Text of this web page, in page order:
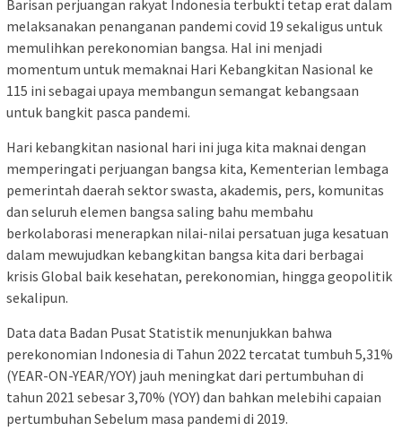
Barisan perjuangan rakyat Indonesia terbukti tetap erat dalam
melaksanakan penanganan pandemi covid 19 sekaligus untuk
memulihkan perekonomian bangsa. Hal ini menjadi
momentum untuk memaknai Hari Kebangkitan Nasional ke
115 ini sebagai upaya membangun semangat kebangsaan
untuk bangkit pasca pandemi.
Hari kebangkitan nasional hari ini juga kita maknai dengan
memperingati perjuangan bangsa kita, Kementerian lembaga
pemerintah daerah sektor swasta, akademis, pers, komunitas
dan seluruh elemen bangsa saling bahu membahu
berkolaborasi menerapkan nilai-nilai persatuan juga kesatuan
dalam mewujudkan kebangkitan bangsa kita dari berbagai
krisis Global baik kesehatan, perekonomian, hingga geopolitik
sekalipun.
Data data Badan Pusat Statistik menunjukkan bahwa
perekonomian Indonesia di Tahun 2022 tercatat tumbuh 5,31%
(YEAR-ON-YEAR/YOY) jauh meningkat dari pertumbuhan di
tahun 2021 sebesar 3,70% (YOY) dan bahkan melebihi capaian
pertumbuhan Sebelum masa pandemi di 2019.